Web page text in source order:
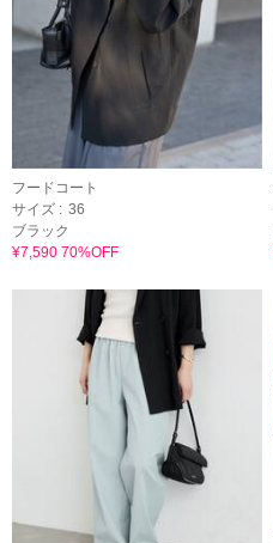
フードコート
サイズ : 36
ブラック
¥7,590 70%OFF